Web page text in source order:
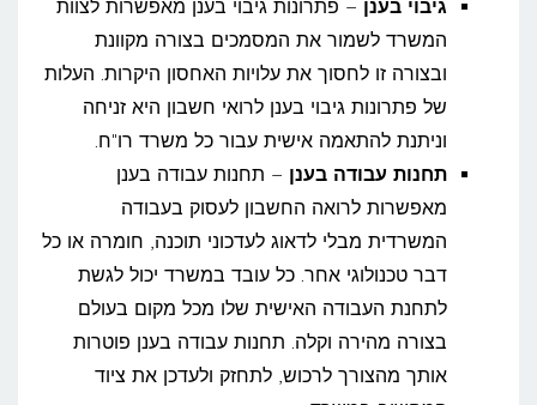
גיבוי בענן – פתרונות גיבוי בענן מאפשרות לצוות
המשרד לשמור את המסמכים בצורה מקוונת
ובצורה זו לחסוך את עלויות האחסון היקרות. העלות
של פתרונות גיבוי בענן לרואי חשבון היא זניחה
וניתנת להתאמה אישית עבור כל משרד רו"ח.
תחנות עבודה בענן – תחנות עבודה בענן
מאפשרות לרואה החשבון לעסוק בעבודה
המשרדית מבלי לדאוג לעדכוני תוכנה, חומרה או כל
דבר טכנולוגי אחר. כל עובד במשרד יכול לגשת
לתחנת העבודה האישית שלו מכל מקום בעולם
בצורה מהירה וקלה. תחנות עבודה בענן פוטרות
אותך מהצורך לרכוש, לתחזק ולעדכן את ציוד